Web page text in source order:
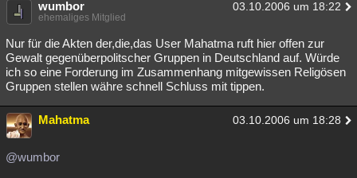
wumbor 03.10.2006 um 18:22
ehemaliges Mitglied
Nur für die Akten der,die,das User Mahatma ruft hier offen zur
Gewalt gegenüberpolitscher Gruppen in Deutschland auf. Würde
ich so eine Forderung im Zusammenhang mitgewissen Religösen
Gruppen stellen währe schnell Schluss mit tippen.
Mahatma 03.10.2006 um 18:28
@wumbor